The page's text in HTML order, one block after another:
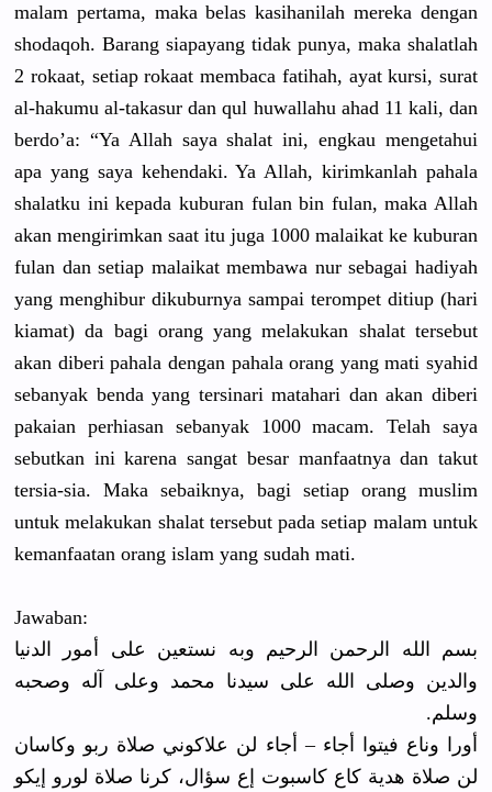
malam pertama, maka belas kasihanilah mereka dengan
shodaqoh. Barang siapayang tidak punya, maka shalatlah
2 rokaat, setiap rokaat membaca fatihah, ayat kursi, surat
al-hakumu al-takasur dan qul huwallahu ahad 11 kali, dan
berdo’a: “Ya Allah saya shalat ini, engkau mengetahui
apa yang saya kehendaki. Ya Allah, kirimkanlah pahala
shalatku ini kepada kuburan fulan bin fulan, maka Allah
akan mengirimkan saat itu juga 1000 malaikat ke kuburan
fulan dan setiap malaikat membawa nur sebagai hadiyah
yang menghibur dikuburnya sampai terompet ditiup (hari
kiamat) da bagi orang yang melakukan shalat tersebut
akan diberi pahala dengan pahala orang yang mati syahid
sebanyak benda yang tersinari matahari dan akan diberi
pakaian perhiasan sebanyak 1000 macam. Telah saya
sebutkan ini karena sangat besar manfaatnya dan takut
tersia-sia. Maka sebaiknya, bagi setiap orang muslim
untuk melakukan shalat tersebut pada setiap malam untuk
kemanfaatan orang islam yang sudah mati.
Jawaban:
بسم الله الرحمن الرحيم وبه نستعين على أمور الدنيا
والدين وصلى الله على سيدنا محمد وعلى آله وصحبه
وسلم.
أورا وناع فيتوا أجاء – أجاء لن علاكوني صلاة ربو وكاسان
لن صلاة هدية كاع كاسبوت إع سؤال، كرنا صلاة لورو إيكو